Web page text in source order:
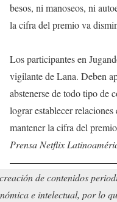
besos, ni manoseos, ni
la cifra del premio va
Los participantes en
vigilante de Lana. Deben
abstenerse de todo tipo de
lograr establecer
mantener la cifra del
Prensa Netflix
de contenidos
e intelectual, por lo